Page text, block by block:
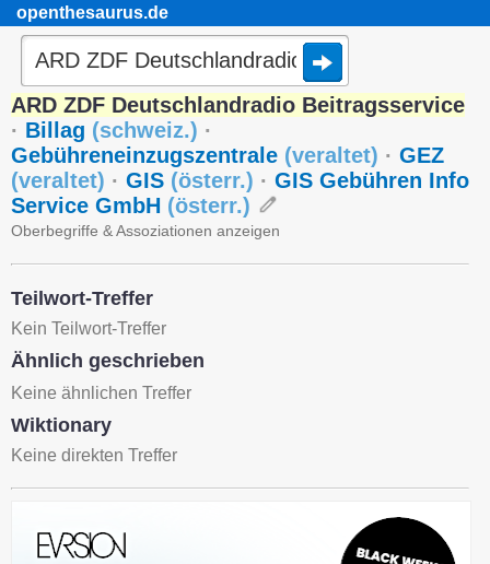
openthesaurus.de
ARD ZDF Deutschlandradio Beitragsservice
· Billag (schweiz.) ·
Gebühreneinzugszentrale (veraltet) · GEZ
(veraltet) · GIS (österr.) · GIS Gebühren Info
Service GmbH (österr.)
Oberbegriffe & Assoziationen anzeigen
Teilwort-Treffer
Kein Teilwort-Treffer
Ähnlich geschrieben
Keine ähnlichen Treffer
Wiktionary
Keine direkten Treffer